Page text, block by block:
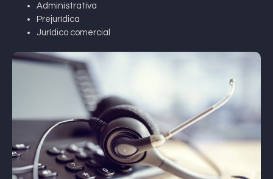
Administrativa
Prejurídica
Jurídico comercial